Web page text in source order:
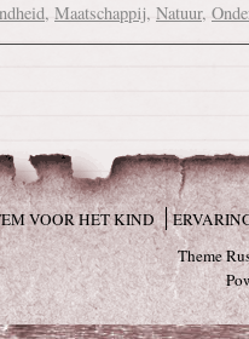
, Maatschappij, Natuur,
VOOR HET KIND
Theme